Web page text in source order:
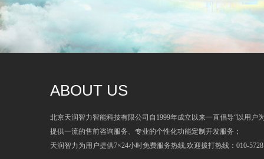
ABOUT US
北京天润智力智能科技有限公司自1999年成立以来一直倡导“以用户
提供一流的售前咨询服务、专业的个性化功能定制开发服务；
天润智力为用户提供7×24小时免费服务热线,欢迎拨打热线：010-